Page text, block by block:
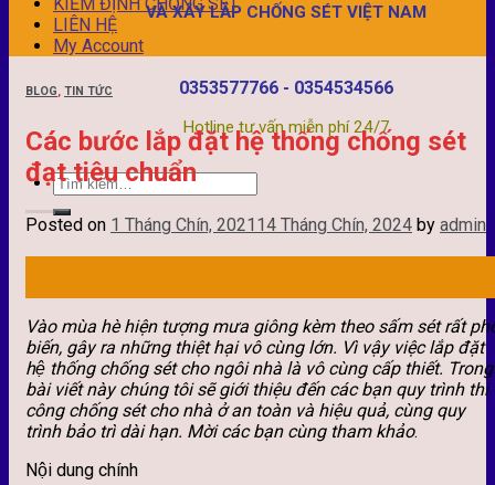
VÀ XÂY LẮP CHỐNG SÉT VIỆT NAM
0353577766 - 0354534566
Hotline tư vấn miễn phí 24/7
LIÊN HỆ
My Account
BLOG, TIN TỨC
Các bước lắp đặt hệ thống chống sét
đạt tiêu chuẩn
Posted on 1 Tháng Chín, 2021 14 Tháng Chín, 2024 by admin
Vào mùa hè hiện tượng mưa giông kèm theo sấm sét rất
biến, gây ra những thiệt hại vô cùng lớn. Vì vậy việc lắp đặt
hệ thống chống sét cho ngôi nhà là vô cùng cấp thiết. Trong
bài viết này chúng tôi sẽ giới thiệu đến các bạn quy trình thi
công chống sét cho nhà ở an toàn và hiệu quả, cùng quy
trình bảo trì dài hạn. Mời các bạn cùng tham khảo.
Nội dung chính